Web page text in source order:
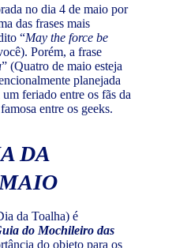
no dia 4 de maio por
das frases mais
“May the force be
Porém, a frase
” (Quatro de maio esteja
planejada
feriado entre os fãs da
entre os geeks.
DA
da Toalha) é
do Mochileiro das
do objeto para os